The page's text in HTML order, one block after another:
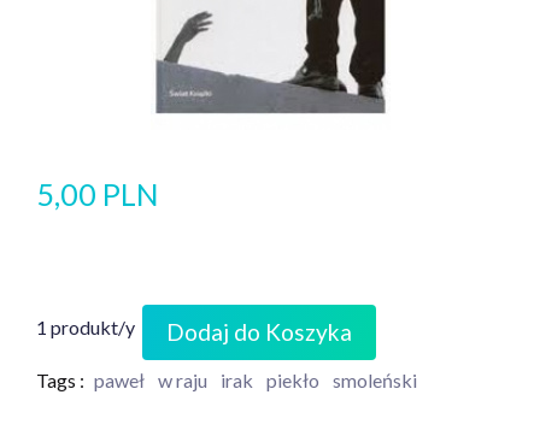
5,00 PLN
1 produkt/y Dodaj do Koszyka
Tags : paweł w raju irak piekło smoleński